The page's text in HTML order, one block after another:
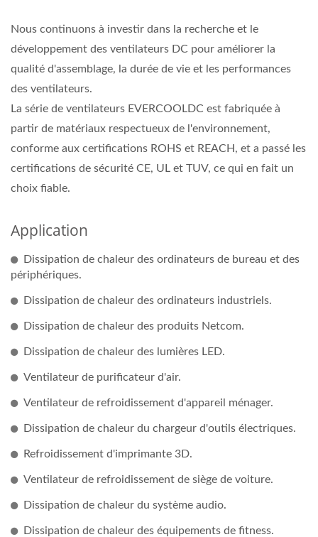
Nous continuons à investir dans la recherche et le
développement des ventilateurs DC pour améliorer la
qualité d'assemblage, la durée de vie et les performances
des ventilateurs.
La série de ventilateurs EVERCOOLDC est fabriquée à
partir de matériaux respectueux de l'environnement,
conforme aux certifications ROHS et REACH, et a passé les
certifications de sécurité CE, UL et TUV, ce qui en fait un
choix fiable.
Application
Dissipation de chaleur des ordinateurs de bureau et des
périphériques.
Dissipation de chaleur des ordinateurs industriels.
Dissipation de chaleur des produits Netcom.
Dissipation de chaleur des lumières LED.
Ventilateur de purificateur d'air.
Ventilateur de refroidissement d'appareil ménager.
Dissipation de chaleur du chargeur d'outils électriques.
Refroidissement d'imprimante 3D.
Ventilateur de refroidissement de siège de voiture.
Dissipation de chaleur du système audio.
Dissipation de chaleur des équipements de fitness.